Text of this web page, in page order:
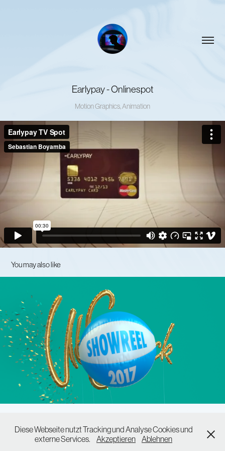
Earlypay - Onlinespot
Motion Graphics, Animation
You may also like
Uber Eck - Showreel 2017
2017
imprint and privacy policy
Diese Webseite nutzt Tracking und Analyse Cookies und
externe Services.
Akzeptieren Ablehnen